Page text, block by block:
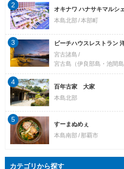
オキナワ ハナサキマルシ
本島北部 本部町
2
ビーチハウスレストラン
宮古諸島
宮古島（伊良部島・池間
3
百年古家 大家
本島北部
4
すーまぬめぇ
本島南部
那覇市
5
カテゴリから探す